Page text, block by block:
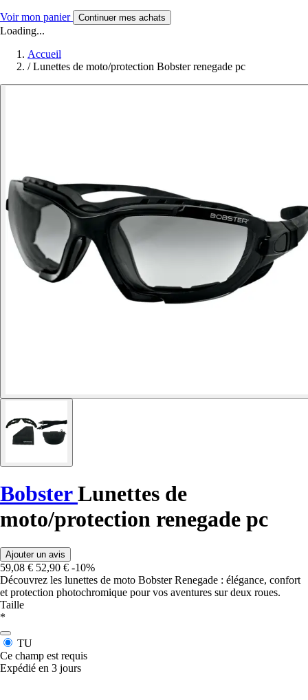
Voir mon panier Continuer mes achats
Loading...
Accueil
/ Lunettes de moto/protection Bobster renegade pc
BobsterLunettes de
moto/protection renegade pc
Ajouter un avis
59,08 € 52,90 € -10%
Découvrez les lunettes de moto Bobster Renegade : élégance, confort
et protection photochromique pour vos aventures sur deux roues.
Taille
*
TU
Ce champ est requis
Expédié en 3 jours